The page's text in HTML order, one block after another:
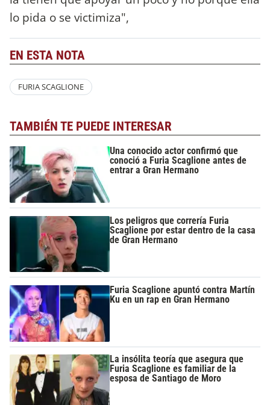
lo pida o se victimiza",
EN ESTA NOTA
FURIA SCAGLIONE
TAMBIÉN TE PUEDE INTERESAR
Una conocido actor confirmó que
conoció a Furia Scaglione antes de
entrar a Gran Hermano
Los peligros que correría Furia
Scaglione por estar dentro de la casa
de Gran Hermano
Furia Scaglione apuntó contra Martín
Ku en un rap en Gran Hermano
La insólita teoría que asegura que
Furia Scaglione es familiar de la
esposa de Santiago de Moro